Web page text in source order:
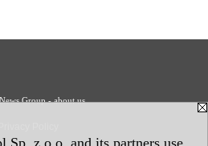
Sp. z o.o. and its partners use
Group - about us